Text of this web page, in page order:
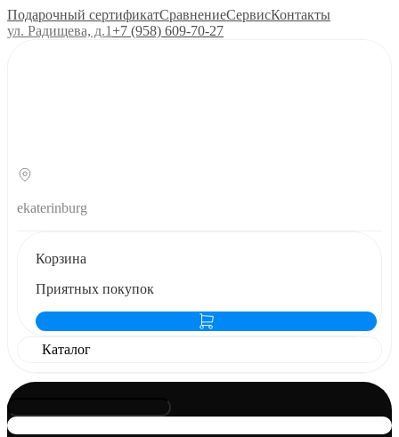
Подарочный сертификатСравнениеСервисКонтакты
ул. Радищева, д.1+7 (958) 609‑70‑27
ekaterinburg
Корзина
Приятных покупок
Каталог